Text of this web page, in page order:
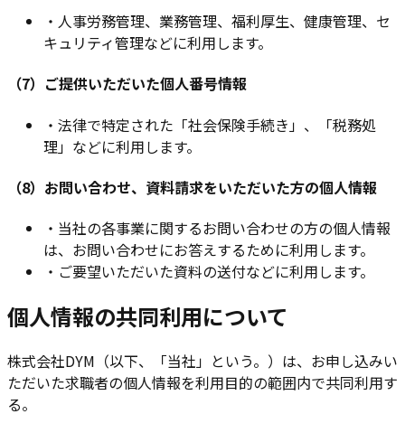
・ 人事労務管理、業務管理、福利厚生、健康管理、セ
キュリティ管理などに利用します。
（7）ご提供いただいた個人番号情報
・ 法律で特定された「社会保険手続き」、「税務処
理」などに利用します。
（8）お問い合わせ、資料請求をいただいた方の個人情報
・ 当社の各事業に関するお問い合わせの方の個人情報
は、お問い合わせにお答えするために利用します。
・ ご要望いただいた資料の送付などに利用します。
個人情報の共同利用について
株式会社DYM（以下、「当社」という。）は、お申し込みい
ただいた求職者の個人情報を利用目的の範囲内で共同利用す
る。